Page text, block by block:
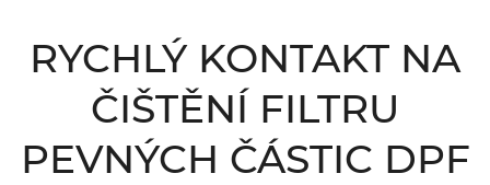
RYCHLÝ KONTAKT NA
ČIŠTĚNÍ FILTRU
PEVNÝCH ČÁSTIC DPF